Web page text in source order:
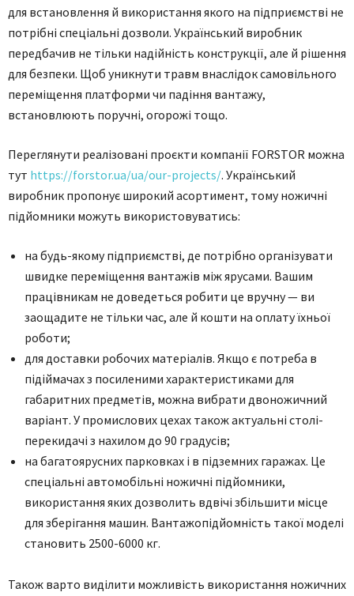
для встановлення й використання якого на підприємстві не
потрібні спеціальні дозволи. Український виробник
передбачив не тільки надійність конструкції, але й рішення
для безпеки. Щоб уникнути травм внаслідок самовільного
переміщення платформи чи падіння вантажу,
встановлюють поручні, огорожі тощо.
Переглянути реалізовані проєкти компанії FORSTOR можна
тут https://forstor.ua/ua/our-projects/. Український
виробник пропонує широкий асортимент, тому ножичні
підйомники можуть використовуватись:
на будь-якому підприємстві, де потрібно організувати
швидке переміщення вантажів між ярусами. Вашим
працівникам не доведеться робити це вручну — ви
заощадите не тільки час, але й кошти на оплату їхньої
роботи;
для доставки робочих матеріалів. Якщо є потреба в
підіймачах з посиленими характеристиками для
габаритних предметів, можна вибрати двоножичний
варіант. У промислових цехах також актуальні столі-
перекидачі з нахилом до 90 градусів;
на багатоярусних парковках і в підземних гаражах. Це
спеціальні автомобільні ножичні підйомники,
використання яких дозволить вдвічі збільшити місце
для зберігання машин. Вантажопідйомність такої моделі
становить 2500-6000 кг.
Також варто виділити можливість використання ножичних